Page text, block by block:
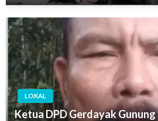
LOKAL
Ketua DPD Gerdayak